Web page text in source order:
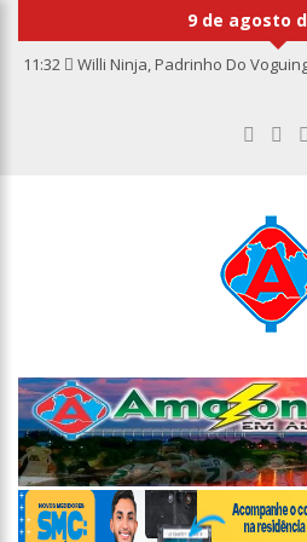
9 de agosto
11:32 Willi Ninja, Padrinho Do
recuar
Linhas telefônicas do CCC
falha complexa
Quarteto é preso por furto
Manaus
Dudu Camargo foi demitido do
10:22 El Niño começa antes do
chance de um
13:09 Ipem-AM flagra
notifica
13:05 Mãe e padrasto são presos
cinco anos, em